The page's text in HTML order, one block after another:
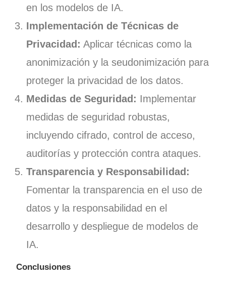
en los modelos de IA.
Implementación de Técnicas de
Privacidad: Aplicar técnicas como la
anonimización y la seudonimización para
proteger la privacidad de los datos.
Medidas de Seguridad: Implementar
medidas de seguridad robustas,
incluyendo cifrado, control de acceso,
auditorías y protección contra ataques.
Transparencia y Responsabilidad:
Fomentar la transparencia en el uso de
datos y la responsabilidad en el
desarrollo y despliegue de modelos de
IA.
Conclusiones